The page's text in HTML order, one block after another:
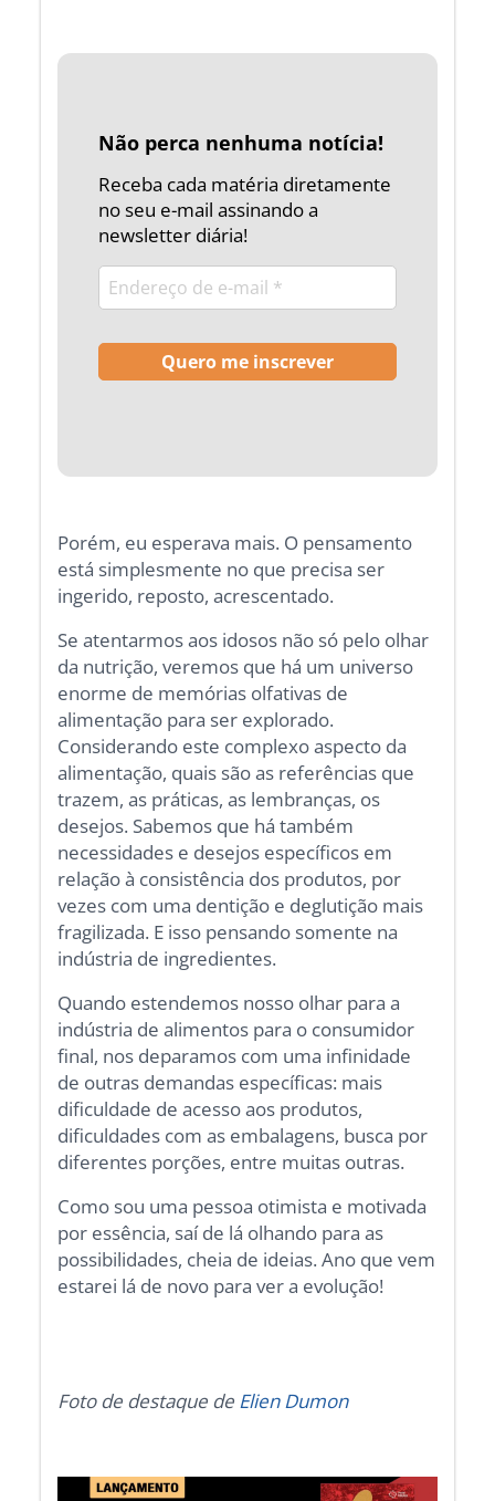
Não perca nenhuma notícia!
Receba cada matéria diretamente
no seu e-mail assinando a
newsletter diária!
Porém, eu esperava mais. O pensamento
está simplesmente no que precisa ser
ingerido, reposto, acrescentado.
Se atentarmos aos idosos não só pelo olhar
da nutrição, veremos que há um universo
enorme de memórias olfativas de
alimentação para ser explorado.
Considerando este complexo aspecto da
alimentação, quais são as referências que
trazem, as práticas, as lembranças, os
desejos. Sabemos que há também
necessidades e desejos específicos em
relação à consistência dos produtos, por
vezes com uma dentição e deglutição mais
fragilizada. E isso pensando somente na
indústria de ingredientes.
Quando estendemos nosso olhar para a
indústria de alimentos para o consumidor
final, nos deparamos com uma infinidade
de outras demandas específicas: mais
dificuldade de acesso aos produtos,
dificuldades com as embalagens, busca por
diferentes porções, entre muitas outras.
Como sou uma pessoa otimista e motivada
por essência, saí de lá olhando para as
possibilidades, cheia de ideias. Ano que vem
estarei lá de novo para ver a evolução!
Foto de destaque de Elien Dumon